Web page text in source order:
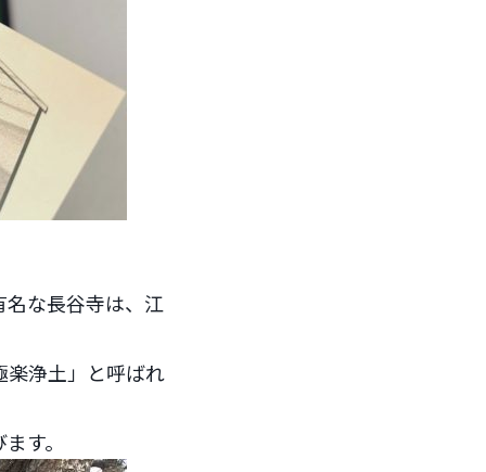
な長谷寺は、江
楽浄土」と呼ばれ
す。